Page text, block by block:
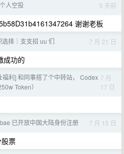
个人空投 5 天前
谢谢老板
选择｜支支招 uu 们 7 月 21 日
成功的
福利] 和同事搭了个中转站， Codex
Token）
7 月
17 日
已开放中国大陆身份注册 7 月 15 日
票